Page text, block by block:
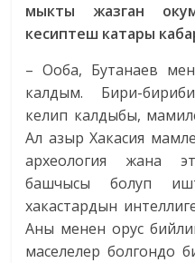
мыкты жазган
кесиптеш катары
– Ооба, Бутанаев
калдым. Бири-
келип калдыбы,
Ал азыр Хакасия
археология жана
башчысы болуп
хакастардын
Аны менен орус
маселелер болгондо